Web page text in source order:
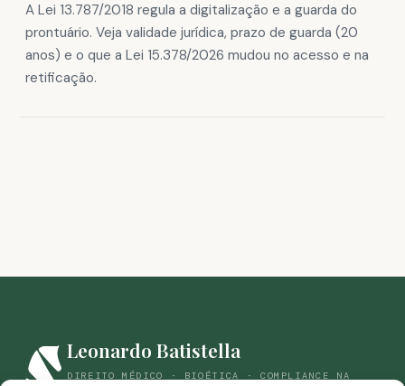
A Lei 13.787/2018 regula a digitalização e a guarda do
prontuário. Veja validade jurídica, prazo de guarda (20
anos) e o que a Lei 15.378/2026 mudou no acesso e na
retificação.
Leonardo Batistella
DIREITO MÉDICO · BIOÉTICA · COMPLIANCE NA